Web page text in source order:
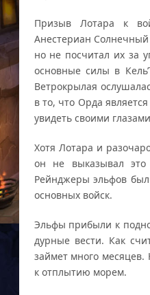
Призыв Лотара к
Анестериан
но не посчитал их за
основные силы в
Ветрокрылая
в то, что Орда
увидеть своими
Хотя Лотара и
он не выказывал
Рейнджеры эльфов
основных войск.
Эльфы прибыли к
дурные вести. Как
займет много месяцев.
к отплытию морем.